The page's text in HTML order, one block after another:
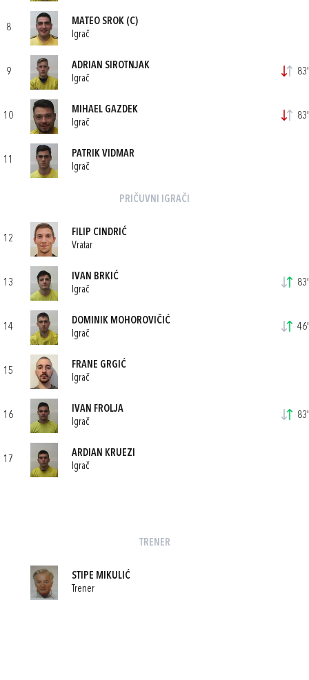
8
MATEO SROK (C)
Igrač
9
ADRIAN SIROTNJAK
Igrač
83'
10
MIHAEL GAZDEK
Igrač
83'
11
PATRIK VIDMAR
Igrač
PRIČUVNI IGRAČI
12
FILIP CINDRIĆ
Vratar
13
IVAN BRKIĆ
Igrač
83'
14
DOMINIK MOHOROVIČIĆ
Igrač
46'
15
FRANE GRGIĆ
Igrač
16
IVAN FROLJA
Igrač
83'
17
ARDIAN KRUEZI
Igrač
TRENER
STIPE MIKULIĆ
Trener